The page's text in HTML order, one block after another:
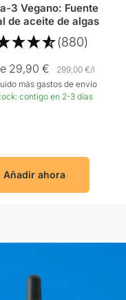
3 Vegano: Fuente
de aceite de algas
(880)
29,90 € 299,00 €/l
más gastos de envío
contigo en 2-3 días
Añadir ahora